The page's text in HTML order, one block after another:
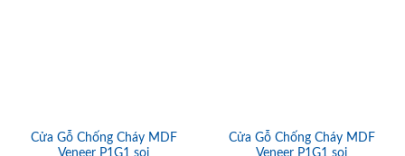
Cửa Gỗ Chống Cháy MDF
Veneer P1G1 soi
Cửa Gỗ Chống Cháy MDF
Veneer P1G1 soi